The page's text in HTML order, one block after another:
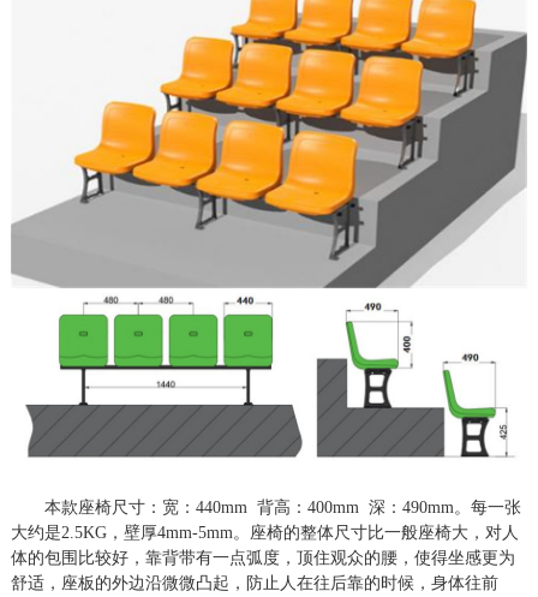
本款座椅尺寸：宽： 440mm 背高：400mm 深：490mm。每一张
大约是2.5KG，壁厚4mm-5mm。座椅的整体尺寸比一般座椅大，对人
体的包围比较好，靠背带有一点弧度，顶住观众的腰，使得坐感更为
舒适，座板的外边沿微微凸起，防止人在往后靠的时候，身体往前